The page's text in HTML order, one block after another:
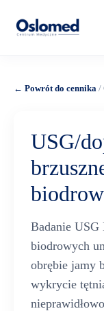
← Powrót do cennika /
USG/
Badanie
biodrowych
obrębie jamy
wykrycie